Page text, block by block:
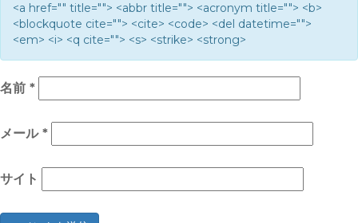
<a href="" title=""> <abbr title=""> <acronym title=""> <b>
<blockquote cite=""> <cite> <code> <del datetime="">
<em> <i> <q cite=""> <s> <strike> <strong>
名前 *
メール *
サイト